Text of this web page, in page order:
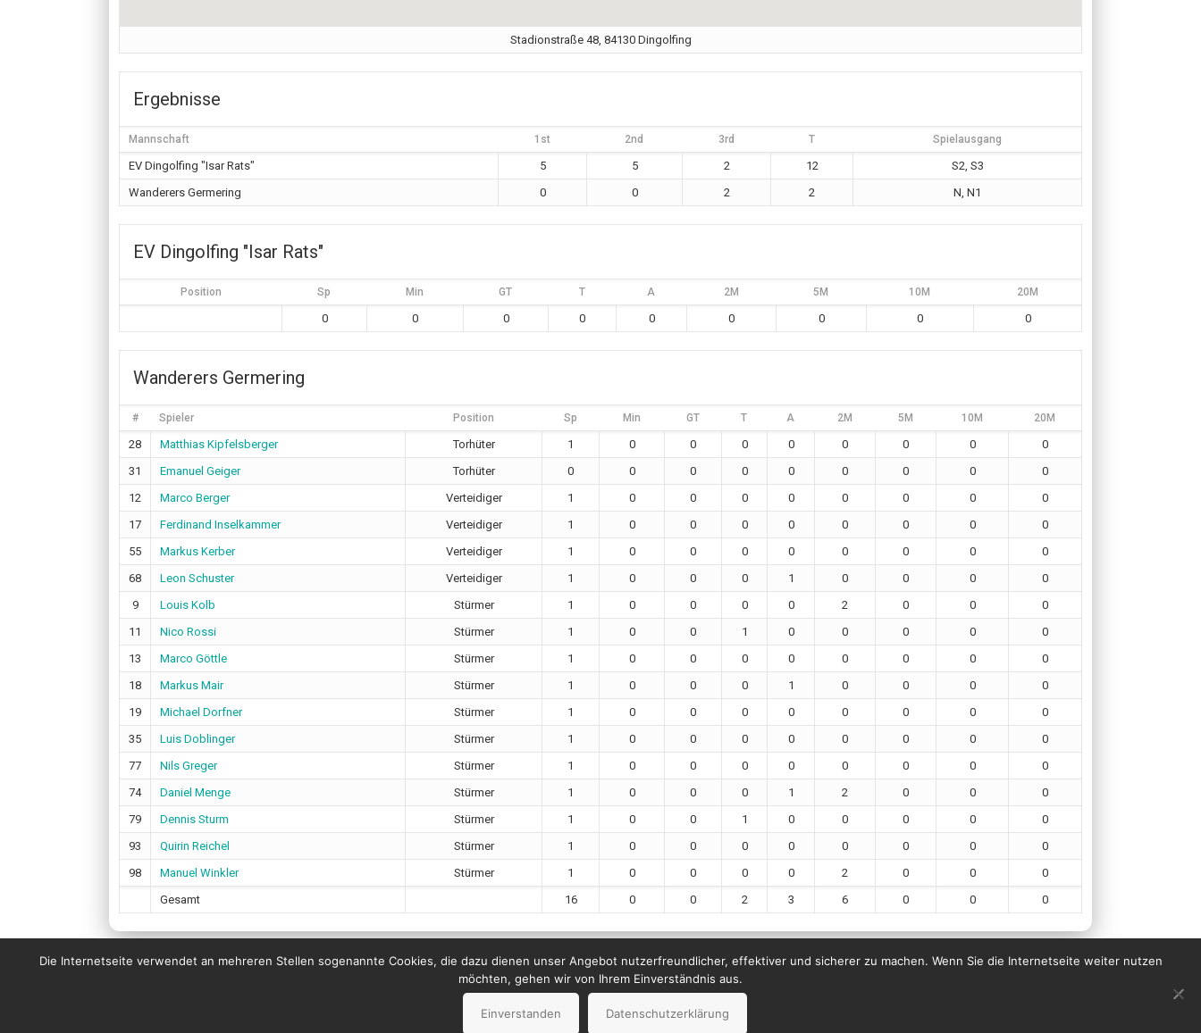
Stadionstraße 48, 84130 Dingolfing
Ergebnisse
Mannschaft 1st 2nd 3rd T Spielausgang
EV Dingolfing "Isar Rats" 5 5 2 12
S2, S3
Wanderers Germering
0 0 2 2 N, N1
EV Dingolfing "Isar Rats"
Position Sp Min GT T A 2M 5M 10M 20M
0 0 0 0 0 0 0 0 0
Wanderers Germering
# Spieler Position Sp Min GT T A 2M 5M 10M 20M
28 Matthias Kipfelsberger Torhüter 1 0 0 0 0 0 0 0
0
31
Emanuel Geiger Torhüter 0 0 0 0 0 0 0 0
0
12
Marco Berger Verteidiger 1 0 0 0 0 0 0 0
0
17
Ferdinand Inselkammer Verteidiger 1 0 0 0 0 0 0 0
0
55
Markus Kerber Verteidiger 1 0 0 0 0 0 0 0
0
68
Leon Schuster Verteidiger 1 0 0 0 1 0 0 0
0
9
Louis Kolb Stürmer 1 0 0 0 0 2 0 0
0
11
Nico Rossi Stürmer 1 0 0 1 0 0 0 0
0
13
Marco Göttle Stürmer 1 0 0 0 0 0 0 0
0
18
Markus Mair Stürmer 1 0 0 0 1 0 0 0
0
19
Michael Dorfner Stürmer 1 0 0 0 0 0 0 0
0
35
Luis Doblinger Stürmer 1 0 0 0 0 0 0 0
0
77
Nils Greger Stürmer 1 0 0 0 0 0 0 0
0
74
Daniel Menge Stürmer 1 0 0 0 1 2 0 0
0
79
Dennis Sturm Stürmer 1 0 0 1 0 0 0 0
0
93
Quirin Reichel Stürmer 1 0 0 0 0 0 0 0
0
98
Manuel Winkler Stürmer 1 0 0 0 0 2 0 0
0
Gesamt
16 0 0 2 3 6 0 0 0
Die Internetseite verwendet an mehreren Stellen sogenannte Cookies, die dazu dienen unser Angebot nutzerfreundlicher, effektiver und sicherer zu machen. Wenn Sie die Internetseite weiter nutzen
möchten, gehen wir von Ihrem Einverständnis aus.
Einverstanden Datenschutzerklärung